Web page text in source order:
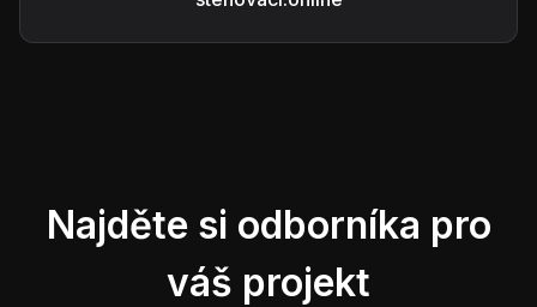
Najděte si odborníka pro
váš projekt